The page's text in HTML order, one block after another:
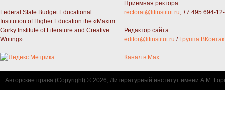
Federal State Budget Educational
Institution of Higher Education the «Maxim
Gorky Institute of Literature and Creative
Writing»
Приемная ректора:
rectorat@litinstitut.ru; +7 495 694-
Редактор сайта:
editor@litinstitut.ru / Группа
Канал в Max
Авторские права (Copyright) © 2026, Литературный институт имени А.М.